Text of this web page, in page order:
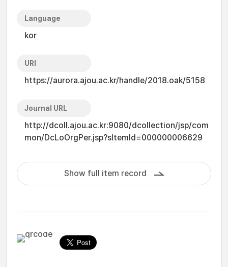
Language
kor
URI
https://aurora.ajou.ac.kr/handle/2018.oak/5158
Journal URL
http://dcoll.ajou.ac.kr:9080/dcollection/jsp/com
mon/DcLoOrgPer.jsp?sItemId=000000006629
Show full item record